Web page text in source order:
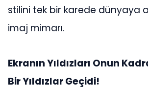
stilini tek bir karede dünyaya
imaj mimarı.
Ekranın Yıldızları Onun
Bir Yıldızlar Geçidi!